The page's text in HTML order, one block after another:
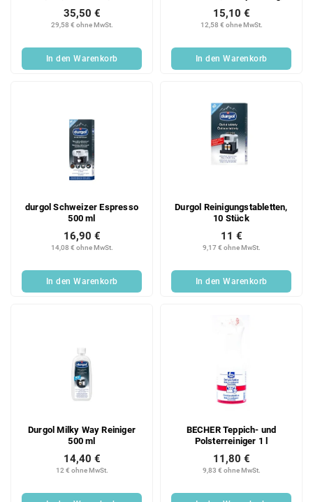
29,58 € ohne MwSt.
35,50 €
In den Warenkorb
12,58 € ohne MwSt.
15,10 €
In den Warenkorb
durgol Schweizer Espresso
500 ml
14,08 € ohne MwSt.
16,90 €
In den Warenkorb
Durgol Reinigungstabletten,
10 Stück
9,17 € ohne MwSt.
11 €
In den Warenkorb
Durgol Milky Way Reiniger
500 ml
12 € ohne MwSt.
14,40 €
BECHER Teppich- und
Polsterreiniger 1 l
9,83 € ohne MwSt.
11,80 €